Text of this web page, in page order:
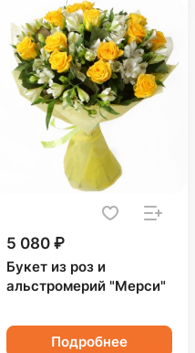
5 080 ₽
Букет из роз и
альстромерий "Мерси"
Подробнее